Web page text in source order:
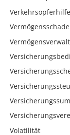
Verkehrsopferhilfe
Volatilität